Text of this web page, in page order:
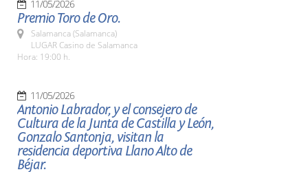
11/05/2026
Premio Toro de Oro.
Salamanca (Salamanca)
LUGAR Casino de Salamanca
Hora: 19:00 h.
11/05/2026
Antonio Labrador, y el consejero de
Cultura de la Junta de Castilla y León,
Gonzalo Santonja, visitan la
residencia deportiva Llano Alto de
Béjar.